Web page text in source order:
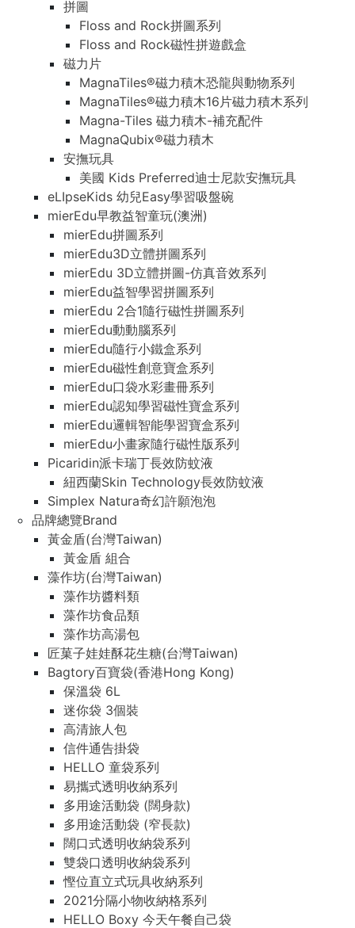
拼圖
Floss and Rock拼圖系列
Floss and Rock磁性拼遊戲盒
磁力片
MagnaTiles®磁力積木恐龍與動物系列
MagnaTiles®磁力積木16片磁力積木系列
Magna-Tiles 磁力積木-補充配件
MagnaQubix®磁力積木
安撫玩具
美國 Kids Preferred迪士尼款安撫玩具
eLIpseKids 幼兒Easy學習吸盤碗
mierEdu早教益智童玩(澳洲)
mierEdu拼圖系列
mierEdu3D立體拼圖系列
mierEdu 3D立體拼圖-仿真音效系列
mierEdu益智學習拼圖系列
mierEdu 2合1隨行磁性拼圖系列
mierEdu動動腦系列
mierEdu隨行小鐵盒系列
mierEdu磁性創意寶盒系列
mierEdu口袋水彩畫冊系列
mierEdu認知學習磁性寶盒系列
mierEdu邏輯智能學習寶盒系列
mierEdu小畫家隨行磁性版系列
Picaridin派卡瑞丁長效防蚊液
紐西蘭Skin Technology長效防蚊液
Simplex Natura奇幻許願泡泡
品牌總覽Brand
黃金盾(台灣Taiwan)
黃金盾 組合
藻作坊(台灣Taiwan)
藻作坊醬料類
藻作坊食品類
藻作坊高湯包
匠菓子娃娃酥花生糖(台灣Taiwan)
Bagtory百寶袋(香港Hong Kong)
保溫袋 6L
迷你袋 3個裝
高清旅人包
信件通告掛袋
HELLO 童袋系列
易攜式透明收納系列
多用途活動袋 (闊身款)
多用途活動袋 (窄長款)
闊口式透明收納袋系列
雙袋口透明收納袋系列
慳位直立式玩具收納系列
2021分隔小物收納格系列
HELLO Boxy 今天午餐自己袋